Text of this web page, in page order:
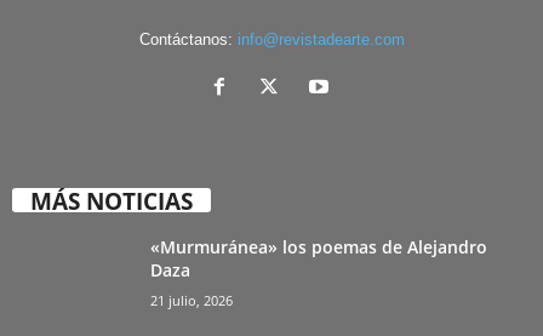
Contáctanos: info@revistadearte.com
MÁS NOTICIAS
«Murmuránea» los poemas de Alejandro
Daza
21 julio, 2026